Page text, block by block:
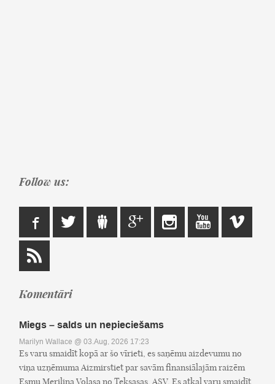
Follow us:
Komentāri
Miegs – salds un nepieciešams
Marilyn Wallace @ 03.Aug, 2026 17:23
Es varu smaidīt kopā ar šo vīrieti, es saņēmu aizdevumu no
viņa uzņēmuma Aizmirstiet par savām finansiālajām raizēm
Esmu Merilina Volasa no Teksasas, ASV. Es atkal varu smaidīt